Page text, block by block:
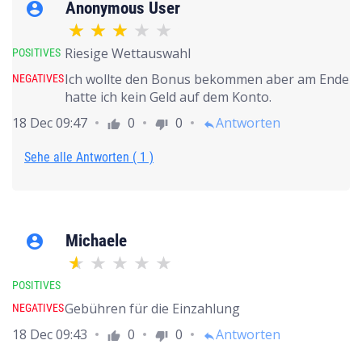
account_circle Anonymous User
POSITIVES Riesige Wettauswahl
NEGATIVESIch wollte den Bonus bekommen aber am Ende
hatte ich kein Geld auf dem Konto.
18 Dec 09:47
thumb_up 0 thumb_down 0 replyAntworten
Sehe alle Antworten ( 1 )
account_circle Michaele
POSITIVES
NEGATIVESGebühren für die Einzahlung
18 Dec 09:43
thumb_up 0 thumb_down 0 replyAntworten